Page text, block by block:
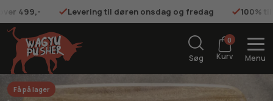
499,- Levering til døren onsdag og fredag 100%
Søg
0
Kurv Menu
Få på lager